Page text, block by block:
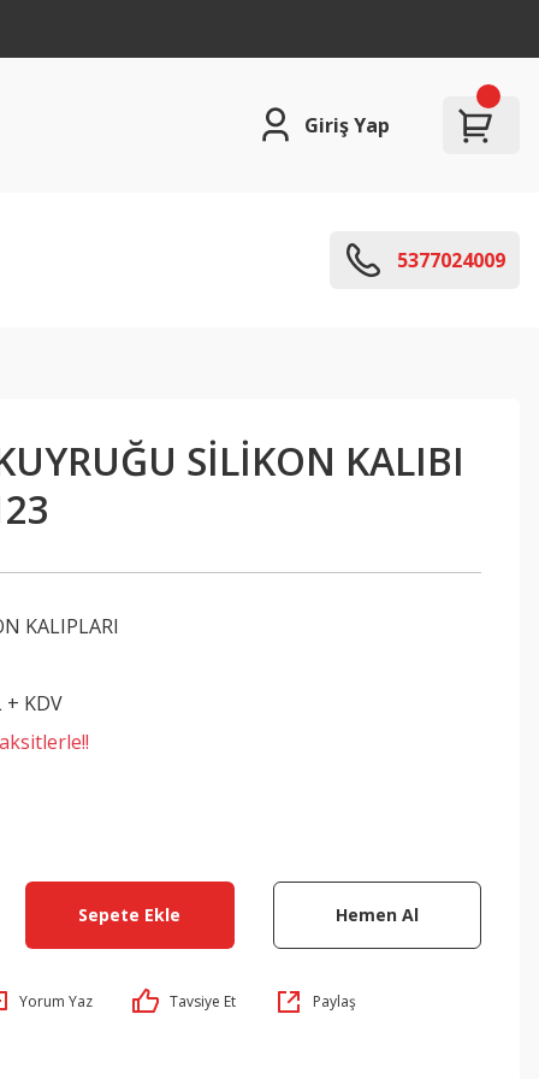
Giriş Yap
5377024009
SİLİKON KALIBI
KALIPLARI
+ KDV
Sepete Ekle Hemen Al
Yorum Yaz Tavsiye Et Paylaş